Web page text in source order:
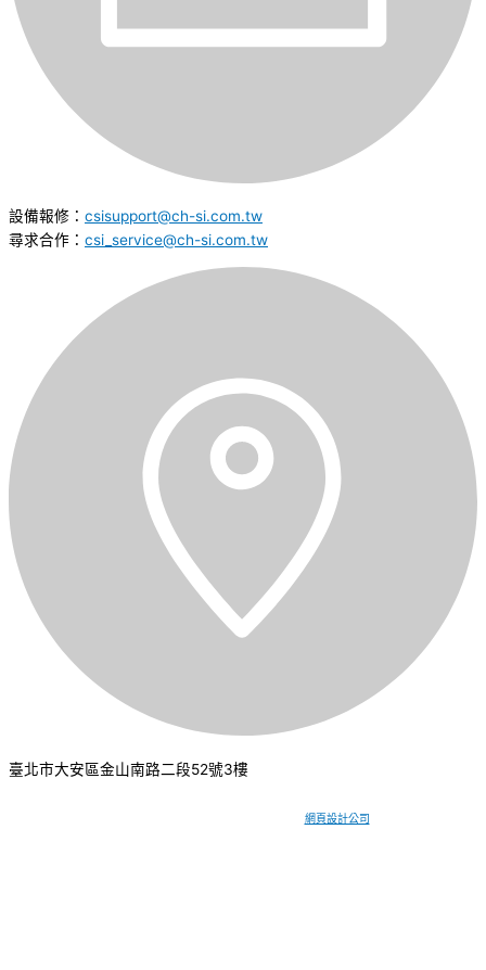
設備報修： csisupport@ch-si.com.tw
尋求合作： csi_service@ch-si.com.tw
臺北市大安區金山南路二段52號3樓
網頁設計公司